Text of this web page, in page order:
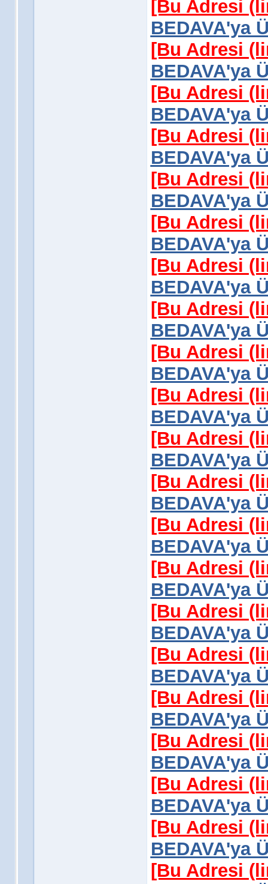
[Bu Adresi
BEDAVA'ya
[Bu Adresi
BEDAVA'ya
[Bu Adresi
BEDAVA'ya
[Bu Adresi
BEDAVA'ya
[Bu Adresi
BEDAVA'ya
[Bu Adresi
BEDAVA'ya
[Bu Adresi
BEDAVA'ya
[Bu Adresi
BEDAVA'ya
[Bu Adresi
BEDAVA'ya
[Bu Adresi
BEDAVA'ya
[Bu Adresi
BEDAVA'ya
[Bu Adresi
BEDAVA'ya
[Bu Adresi
BEDAVA'ya
[Bu Adresi
BEDAVA'ya
[Bu Adresi
BEDAVA'ya
[Bu Adresi
BEDAVA'ya
[Bu Adresi
BEDAVA'ya
[Bu Adresi
BEDAVA'ya
[Bu Adresi
BEDAVA'ya
[Bu Adresi
BEDAVA'ya
[Bu Adresi